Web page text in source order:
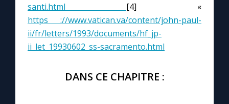
santi.html [4] «
https ://www.vatican.va/content/john-paul-
ii/fr/letters/1993/documents/hf_jp-
ii_let_19930602_ss-sacramento.html
DANS CE CHAPITRE :